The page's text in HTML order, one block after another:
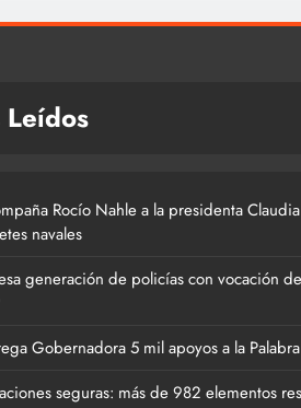
Leídos
Rocío Nahle a la presidenta
navales
generación de policías con vocación
Gobernadora 5 mil apoyos a la
seguras: más de 982 elementos